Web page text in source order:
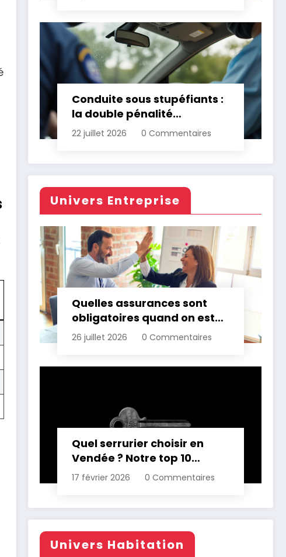
Conduite sous stupéfiants :
la double pénalité
d’assurance automobile
22 juillet 2026 0 Commentaires
Univers Entreprise
Quelles assurances sont
obligatoires quand on est
professionnel ?
26 juillet 2026 0 Commentaires
Quel serrurier choisir en
Vendée ? Notre top 10
comparatif
17 février 2026 0 Commentaires
Univers Habitation